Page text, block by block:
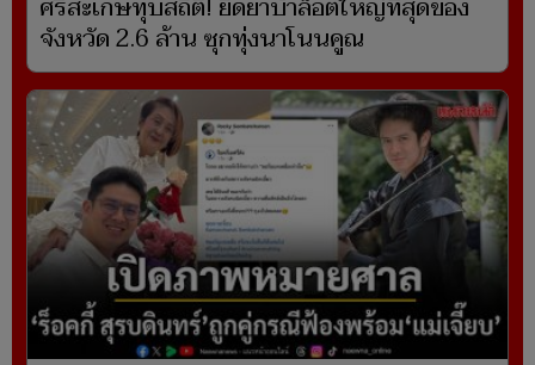
จังหวัด 2.6 ล้าน ซุกทุ่งนาโนนคูณ